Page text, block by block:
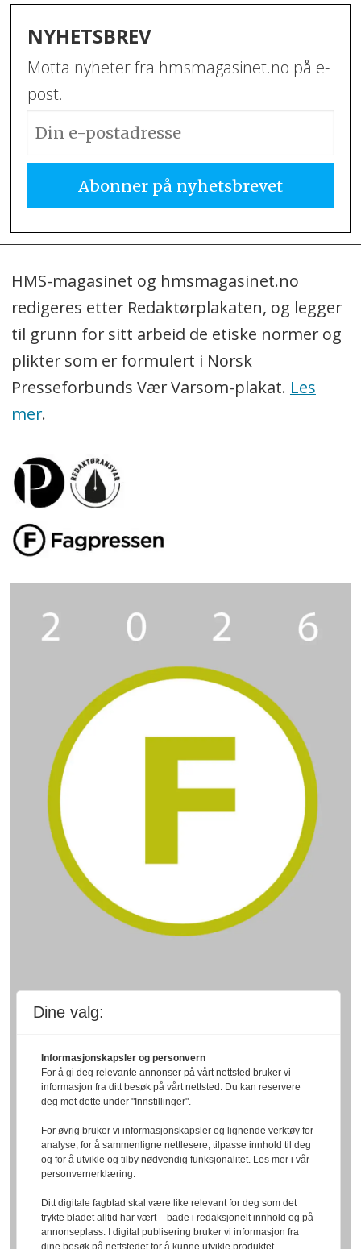
NYHETSBREV
Motta nyheter fra hmsmagasinet.no på e-
post.
HMS-magasinet og hmsmagasinet.no
redigeres etter Redaktørplakaten, og legger
til grunn for sitt arbeid de etiske normer og
plikter som er formulert i Norsk
Presseforbunds Vær Varsom-plakat. Les
mer.
Dine valg:
Informasjonskapsler og personvern
For å gi deg relevante annonser på vårt nettsted bruker vi
informasjon fra ditt besøk på vårt nettsted. Du kan reservere
deg mot dette under "Innstillinger".
For øvrig bruker vi informasjonskapsler og lignende verktøy for
analyse, for å sammenligne nettlesere, tilpasse innhold til deg
og for å utvikle og tilby nødvendig funksjonalitet. Les mer i vår
personvernerklæring.
Ditt digitale fagblad skal være like relevant for deg som det
trykte bladet alltid har vært – bade i redaksjonelt innhold og på
annonseplass. I digital publisering bruker vi informasjon fra
dine besøk på nettstedet for å kunne utvikle produktet